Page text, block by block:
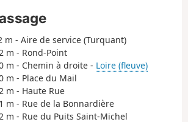
m - Aire de service (Turquant)
m - Rond-Point
m - Chemin à droite - Loire (fleuve)
m - Place du Mail
m - Haute Rue
m - Rue de la Bonnardière
m - Rue du Puits Saint-Michel